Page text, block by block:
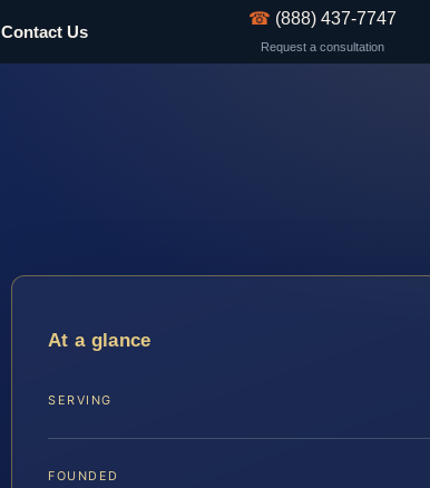
Contact Us
☎ (888) 437-7747
Request a consultation
At a glance
SERVING
FOUNDED